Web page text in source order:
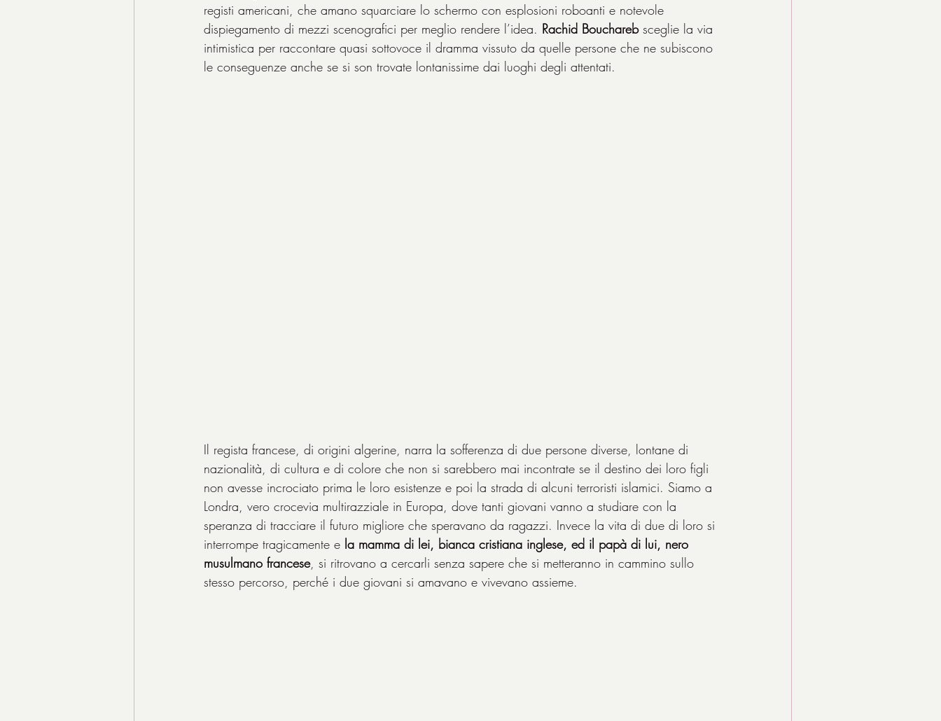
registi americani, che amano squarciare lo schermo con esplosioni roboanti e notevole
dispiegamento di mezzi scenografici per meglio rendere l’idea. Rachid Bouchareb sceglie la via
intimistica per raccontare quasi sottovoce il dramma vissuto da quelle persone che ne subiscono
le conseguenze anche se si son trovate lontanissime dai luoghi degli attentati.
Il regista francese, di origini algerine, narra la sofferenza di due persone diverse, lontane di
nazionalità, di cultura e di colore che non si sarebbero mai incontrate se il destino dei loro figli
non avesse incrociato prima le loro esistenze e poi la strada di alcuni terroristi islamici. Siamo a
Londra, vero crocevia multirazziale in Europa, dove tanti giovani vanno a studiare con la
speranza di tracciare il futuro migliore che speravano da ragazzi. Invece la vita di due di loro si
interrompe tragicamente e la mamma di lei, bianca cristiana inglese, ed il papà di lui, nero
musulmano francese, si ritrovano a cercarli senza sapere che si metteranno in cammino sullo
stesso percorso, perché i due giovani si amavano e vivevano assieme.